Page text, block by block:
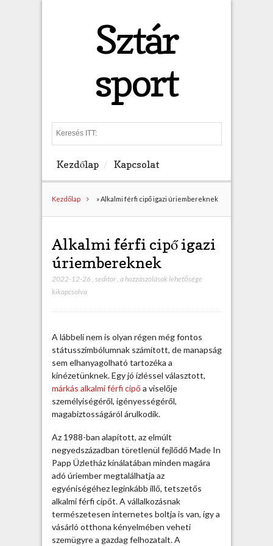
Sztár
sport
e
h
Kezdőlap Kapcsolat
Kezdőlap »Alkalmi férfi cipő igazi úriembereknek
Alkalmi férfi cipő igazi
úriembereknek
2022-12-26 seditor, A
m
i
f
é
r
f
i
p
g
z
a hozzászólások lehetősége
kikapcsolva
A lábbeli nem is olyan régen még fontos
státusszimbólumnak számított, de manapság
sem elhanyagolható tartozéka a
kinézetünknek. Egy jó ízléssel választott,
márkás alkalmi férfi cipőa viselője
személyiségéről, igényességéről,
magabiztosságáról árulkodik.
Az 1988-ban alapított, az elmúlt
negyedszázadban töretlenül fejlődő Made In
Papp Üzletház kínálatában minden magára
adó úriember megtalálhatja az
egyéniségéhez leginkább illő, tetszetős
alkalmi férfi cipőt. A vállalkozásnak
természetesen internetes boltja is van, így a
vásárló otthona kényelmében veheti
szemügyre a gazdag felhozatalt.A